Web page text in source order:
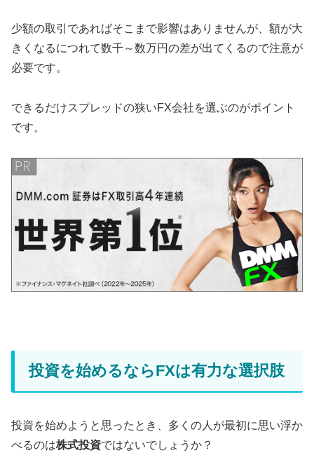
少額の取引であればそこまで影響はありませんが、額が大
きくなるにつれて数千～数万円の差が出てくるので注意が
必要です。
できるだけスプレッドの狭いFX会社を選ぶのがポイント
です。
投資を始めるならFXは有力な選択肢
投資を始めようと思ったとき、多くの人が最初に思い浮か
べるのは株式投資ではないでしょうか？